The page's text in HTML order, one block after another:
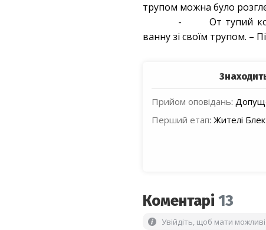
трупом можна було
- От тупий
ванну зі своїм трупом. –
Прийом оповідань:
Перший етап:Жителі
Коментарі13
Увійдіть, щоб мати